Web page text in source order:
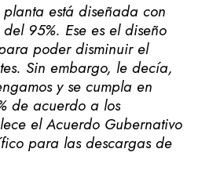
planta está diseñada con
95%. Ese es el diseño
poder disminuir el
Sin embargo, le decía,
y se cumpla en
de acuerdo a los
el Acuerdo Gubernativo
para las descargas de